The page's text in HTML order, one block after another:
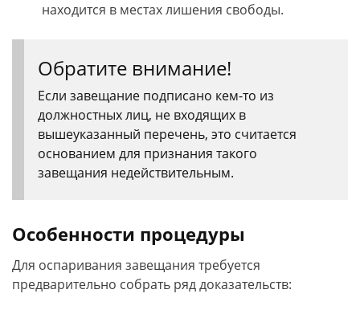
находится в местах лишения свободы.
Обратите внимание!
Если завещание подписано кем-то из
должностных лиц, не входящих в
вышеуказанный перечень, это считается
основанием для признания такого
завещания недействительным.
Особенности процедуры
Для оспаривания завещания требуется
предварительно собрать ряд доказательств: